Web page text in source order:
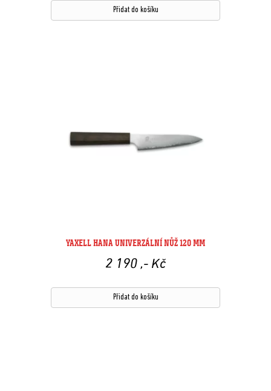
Přidat do košíku
YAXELL HANA UNIVERZÁLNÍ NŮŽ 120 MM
2 190 ,- Kč
Přidat do košíku